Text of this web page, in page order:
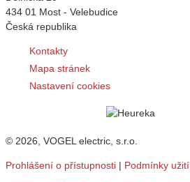
434 01 Most - Velebudice
Česká republika
Kontakty
Mapa stránek
Nastavení cookies
© 2026, VOGEL electric, s.r.o.
Prohlášení o přístupnosti | Podmínky užití